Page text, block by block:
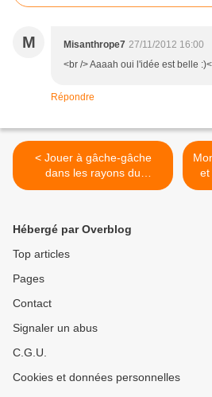
M Misanthrope7 27/11/2012 16:00
<br /> Aaaah oui l'idée est belle
Répondre
< Jouer à gâche-gâche
dans les rayons du
Monoprix
Hébergé par Overblog
Top articles
Pages
Contact
Signaler un abus
C.G.U.
Cookies et données personnelles